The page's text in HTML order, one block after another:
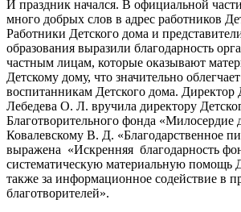
И праздник начался. В официальной
много добрых слов в адрес работников
Работники Детского дома и
образования выразили благодарность
частным лицам, которые оказывают
Детскому дому, что значительно
воспитанникам Детского дома. Директор
Лебедева О. Л. вручила директору
Благотворительного фонда «Милосердие
Ковалевскому В. Д. «Благодарственное
выражена «Искренняя благодарность
систематическую материальную помощь
также за информационное содействие в
благотворителей».